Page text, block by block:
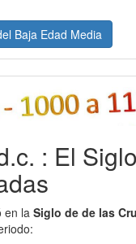
Baja Edad Media
: El
en laSiglo de de las